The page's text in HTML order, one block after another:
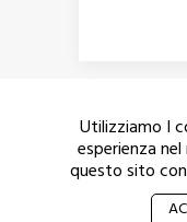
© 2017 De
Utilizziamo I
esperienza
questo sito